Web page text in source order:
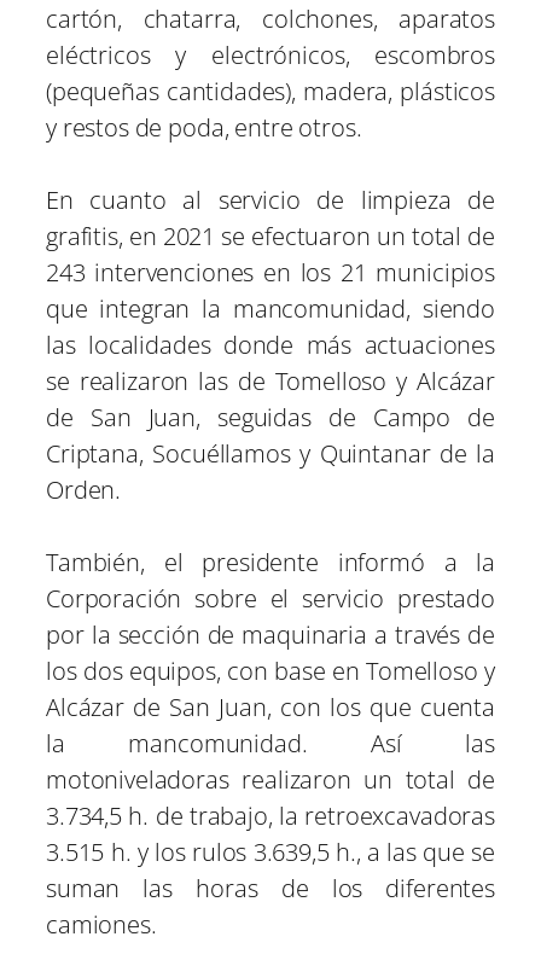
cartón, chatarra, colchones, aparatos
eléctricos y electrónicos, escombros
(pequeñas cantidades), madera, plásticos
y restos de poda, entre otros.
En cuanto al servicio de limpieza de
grafitis, en 2021 se efectuaron un total de
243 intervenciones en los 21 municipios
que integran la mancomunidad, siendo
las localidades donde más actuaciones
se realizaron las de Tomelloso y Alcázar
de San Juan, seguidas de Campo de
Criptana, Socuéllamos y Quintanar de la
Orden.
También, el presidente informó a la
Corporación sobre el servicio prestado
por la sección de maquinaria a través de
los dos equipos, con base en Tomelloso y
Alcázar de San Juan, con los que cuenta
la mancomunidad. Así las
motoniveladoras realizaron un total de
3.734,5 h. de trabajo, la retroexcavadoras
3.515 h. y los rulos 3.639,5 h., a las que se
suman las horas de los diferentes
camiones.